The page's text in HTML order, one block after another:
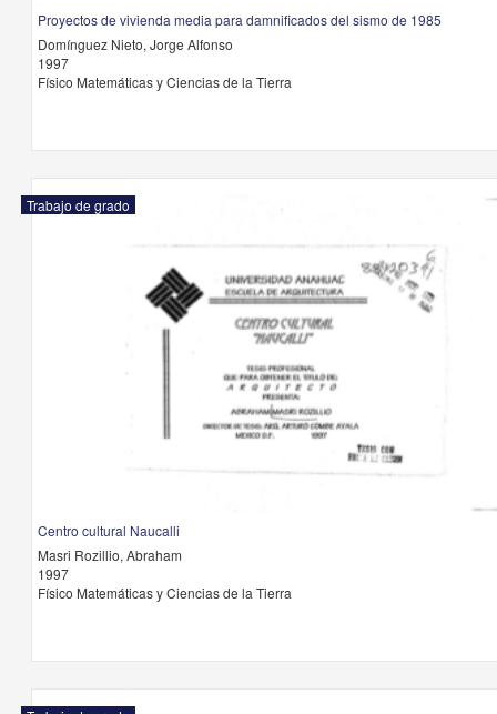
Proyectos de vivienda media para damnificados del sismo de 1985
Domínguez Nieto, Jorge Alfonso
1997
Físico Matemáticas y Ciencias de la Tierra
Trabajo de grado
Centro cultural Naucalli
Masri Rozillio, Abraham
1997
Físico Matemáticas y Ciencias de la Tierra